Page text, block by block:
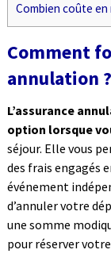
Combien coûte
Comment
annulation ?
L’assurance
option lorsque
séjour. Elle vous
des frais engagés
événement
d’annuler votre
une somme
pour réserver